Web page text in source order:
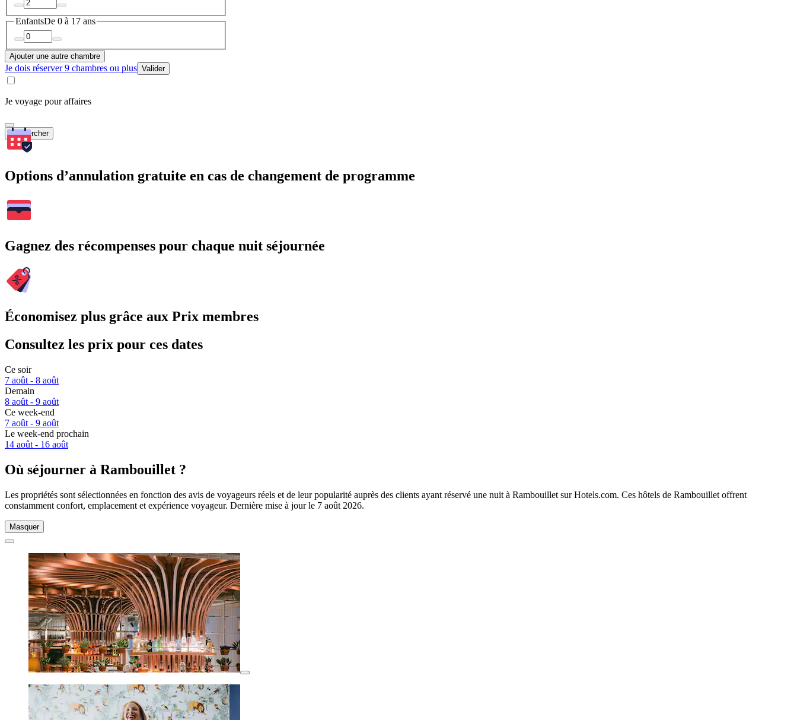
EnfantsDe 0 à 17 ans
Ajouter une autre chambre
Je dois réserver 9 chambres ou plus Valider
Je voyage pour affaires
Rechercher
Options d’annulation gratuite en cas de changement de programme
Gagnez des récompenses pour chaque nuit séjournée
Économisez plus grâce aux Prix membres
Consultez les prix pour ces dates
Ce soir
7 août - 8 août
Demain
8 août - 9 août
Ce week-end
7 août - 9 août
Le week-end prochain
14 août - 16 août
Où séjourner à Rambouillet ?
Les propriétés sont sélectionnées en fonction des avis de voyageurs réels et de leur popularité auprès des clients ayant réservé une nuit à Rambouillet sur Hotels.com. Ces hôtels de Rambouillet offrent
constamment confort, emplacement et expérience voyageur. Dernière mise à jour le 7 août 2026.
Masquer